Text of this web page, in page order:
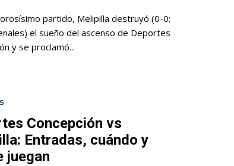
partido, Melipilla destruyó (0-0;
el sueño del ascenso de Deportes
y se proclamó...
Concepción vs
Entradas, cuándo y
juegan